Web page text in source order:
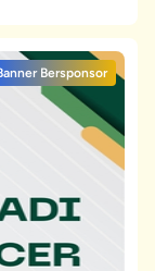
Bersponsor